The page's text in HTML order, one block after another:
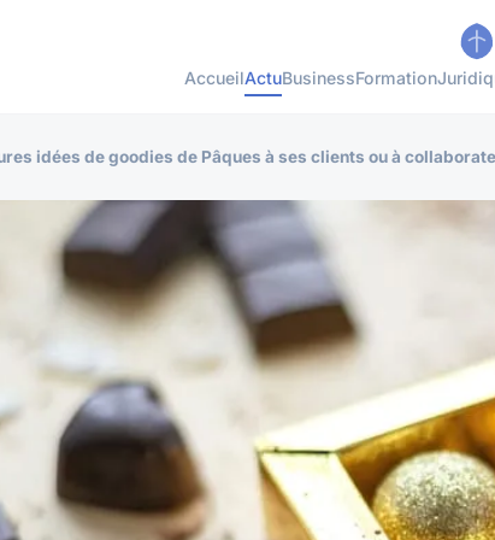
AccueilActuBusinessFormation
idées de goodies de Pâques à ses clients ou à